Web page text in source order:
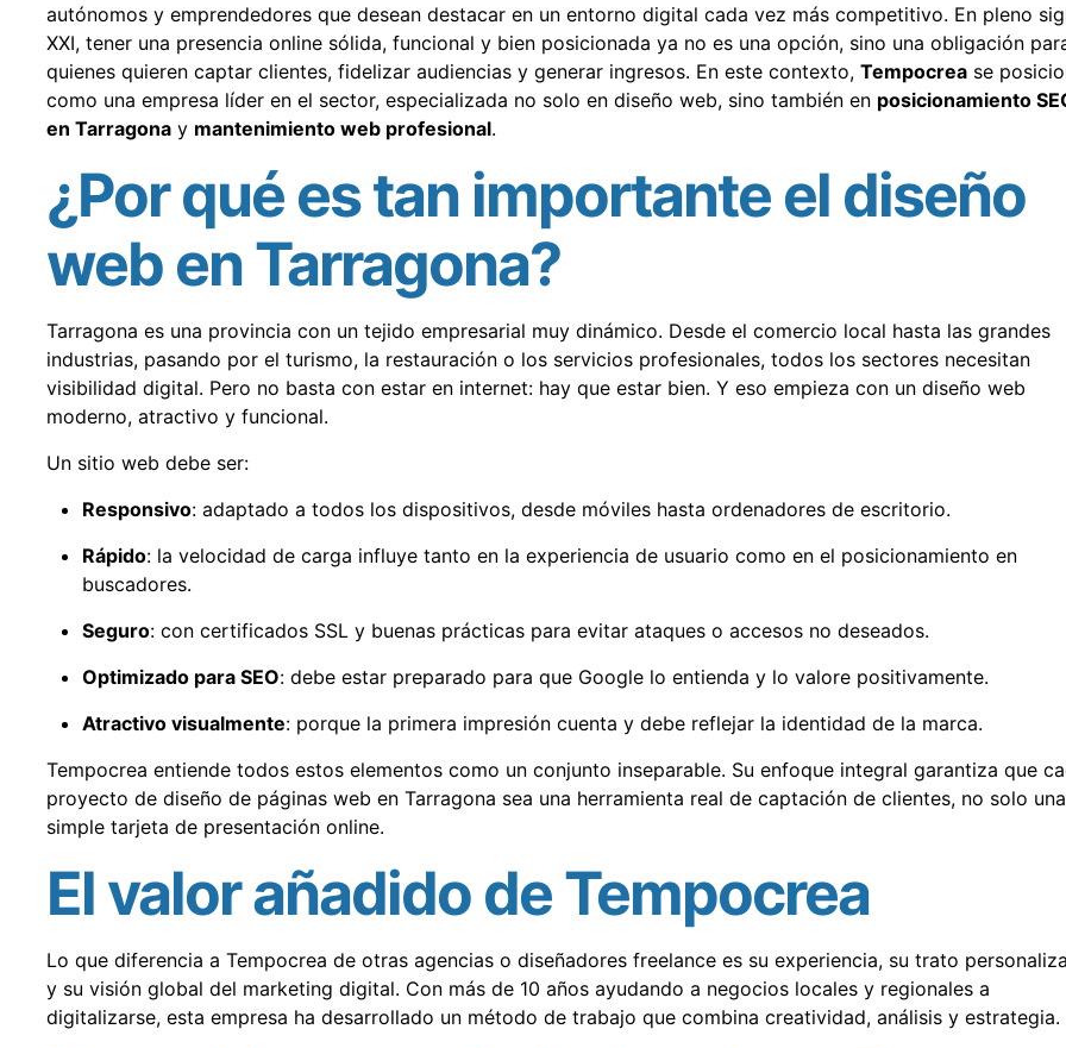
autónomos y emprendedores que desean destacar en un entorno digital cada vez más competitivo. En pleno
XXI, tener una presencia online sólida, funcional y bien posicionada ya no es una opción, sino una obligación
quienes quieren captar clientes, fidelizar audiencias y generar ingresos. En este contexto, Tempocrease
como una empresa líder en el sector, especializada no solo en diseño web, sino también en posicionamiento
en Tarragonay mantenimiento web profesional.
¿Por qué es tan importante el diseño
web en Tarragona?
Tarragona es una provincia con un tejido empresarial muy dinámico. Desde el comercio local hasta las grandes
industrias, pasando por el turismo, la restauración o los servicios profesionales, todos los sectores necesitan
visibilidad digital. Pero no basta con estar en internet: hay que estar bien. Y eso empieza con un diseño web
moderno, atractivo y funcional.
Un sitio web debe ser:
Responsivo: adaptado a todos los dispositivos, desde móviles hasta ordenadores de escritorio.
Rápido: la velocidad de carga influye tanto en la experiencia de usuario como en el posicionamiento en
buscadores.
Seguro: con certificados SSL y buenas prácticas para evitar ataques o accesos no deseados.
Optimizado para SEO: debe estar preparado para que Google lo entienda y lo valore positivamente.
Atractivo visualmente: porque la primera impresión cuenta y debe reflejar la identidad de la marca.
Tempocrea entiende todos estos elementos como un conjunto inseparable. Su enfoque integral garantiza que
proyecto de diseño de páginas web en Tarragona sea una herramienta real de captación de clientes, no solo una
simple tarjeta de presentación online.
El valor añadido de Tempocrea
Lo que diferencia a Tempocrea de otras agencias o diseñadores freelance es su experiencia, su trato
y su visión global del marketing digital. Con más de 10 años ayudando a negocios locales y regionales a
digitalizarse, esta empresa ha desarrollado un método de trabajo que combina creatividad, análisis y estrategia.